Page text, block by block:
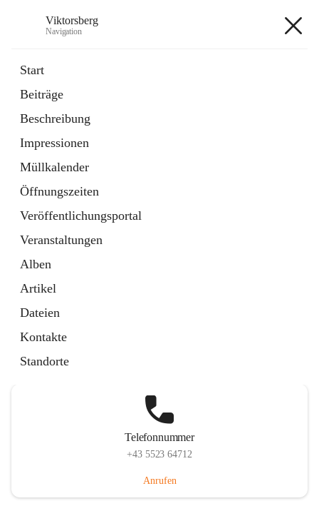
Viktorsberg
Navigation
Start
Beiträge
Beschreibung
Impressionen
Müllkalender
Öffnungszeiten
Veröffentlichungsportal
Veranstaltungen
Alben
Artikel
Dateien
Kontakte
Standorte
1 Schnellzugriff
Bürgerservice
10 Schnellzugriffe
Telefonnummer
+43 5523 64712
Anrufen